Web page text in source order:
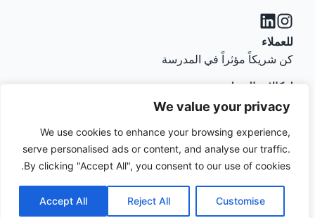
We value your privacy
We use cookies to enhance your browsing experience,
serve personalised ads or content, and analyse our traffic.
By clicking "Accept All", you consent to our use of cookies.
Customise
Reject All
Accept All
للعملاء
كن شريكاً مؤثراً في المدرسة
لوكالات التوظيف
بالنسبة لوكالات التوظيف
حقوق الطبع والنشر © SIS - مدرسة التأثير
الاجتماعي GmbH. جميع الحقوق محفوظة.
بصمة
حماية
البيانات
Deutsch
English
Русский